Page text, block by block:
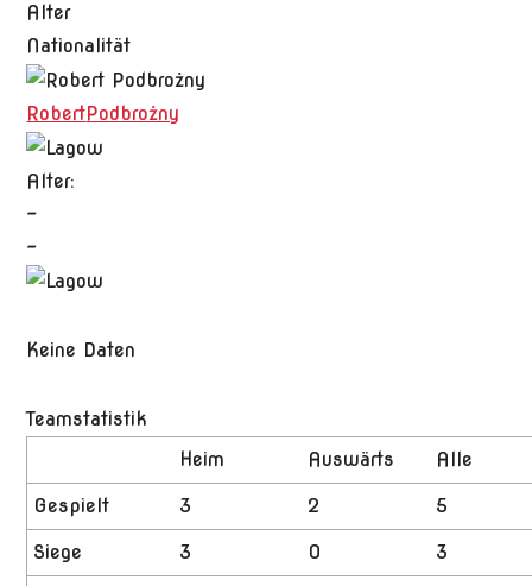
Alter
Nationalität
RobertPodbrożny
Alter:
-
-
Keine Daten
Teamstatistik
Heim
Auswärts Alle
Gespielt 3 2 5
Siege 3 0 3